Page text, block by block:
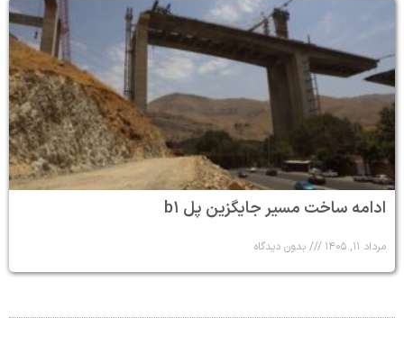
ادامه ساخت مسیر جایگزین پل b۱
مرداد ۱۱, ۱۴۰۵ بدون دیدگاه